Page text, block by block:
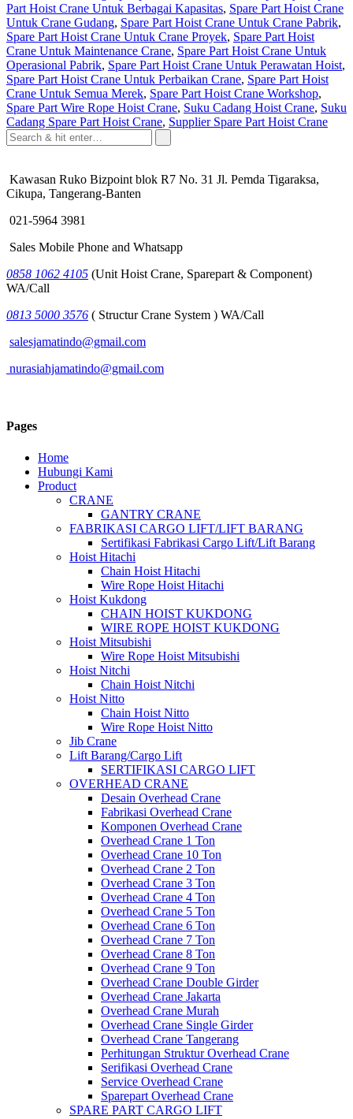
Part Hoist Crane Untuk Berbagai Kapasitas, Spare Part Hoist Crane
Untuk Crane Gudang, Spare Part Hoist Crane Untuk Crane Pabrik,
Spare Part Hoist Crane Untuk Crane Proyek, Spare Part Hoist
Crane Untuk Maintenance Crane, Spare Part Hoist Crane Untuk
Operasional Pabrik, Spare Part Hoist Crane Untuk Perawatan Hoist,
Spare Part Hoist Crane Untuk Perbaikan Crane, Spare Part Hoist
Crane Untuk Semua Merek, Spare Part Hoist Crane Workshop,
Spare Part Wire Rope Hoist Crane, Suku Cadang Hoist Crane, Suku
Cadang Spare Part Hoist Crane, Supplier Spare Part Hoist Crane
Kawasan Ruko Bizpoint blok R7 No. 31 Jl. Pemda Tigaraksa,
Cikupa, Tangerang-Banten
021-5964 3981
Sales Mobile Phone and Whatsapp
0858 1062 4105 (Unit Hoist Crane, Sparepart & Component)
WA/Call
0813 5000 3576 ( Structur Crane System ) WA/Call
salesjamatindo@gmail.com
nurasiahjamatindo@gmail.com
Pages
Home
Hubungi Kami
Product
CRANE
GANTRY CRANE
FABRIKASI CARGO LIFT/LIFT BARANG
Sertifikasi Fabrikasi Cargo Lift/Lift Barang
Hoist Hitachi
Chain Hoist Hitachi
Wire Rope Hoist Hitachi
Hoist Kukdong
CHAIN HOIST KUKDONG
WIRE ROPE HOIST KUKDONG
Hoist Mitsubishi
Wire Rope Hoist Mitsubishi
Hoist Nitchi
Chain Hoist Nitchi
Hoist Nitto
Chain Hoist Nitto
Wire Rope Hoist Nitto
Jib Crane
Lift Barang/Cargo Lift
SERTIFIKASI CARGO LIFT
OVERHEAD CRANE
Desain Overhead Crane
Fabrikasi Overhead Crane
Komponen Overhead Crane
Overhead Crane 1 Ton
Overhead Crane 10 Ton
Overhead Crane 2 Ton
Overhead Crane 3 Ton
Overhead Crane 4 Ton
Overhead Crane 5 Ton
Overhead Crane 6 Ton
Overhead Crane 7 Ton
Overhead Crane 8 Ton
Overhead Crane 9 Ton
Overhead Crane Double Girder
Overhead Crane Jakarta
Overhead Crane Murah
Overhead Crane Single Girder
Overhead Crane Tangerang
Perhitungan Struktur Overhead Crane
Serifikasi Overhead Crane
Service Overhead Crane
Sparepart Overhead Crane
SPARE PART CARGO LIFT